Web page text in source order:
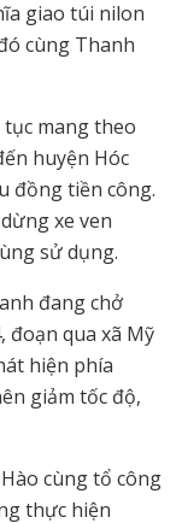
giao túi nilon
cùng Thanh
mang theo
huyện Hóc
đồng tiền công.
xe ven
sử dụng.
đang chở
qua xã Mỹ
hiện phía
giảm tốc độ,
cùng tổ công
thực hiện